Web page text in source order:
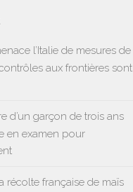
l’Italie de mesures de
aux frontières sont
d’un garçon de trois ans
en examen pour
récolte française de maïs